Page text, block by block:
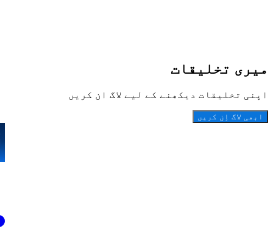
میری تخلیقات
اپنی تخلیقات دیکھنے کے لیے لاگ ان کریں
ابھی لاگ اِن کریں